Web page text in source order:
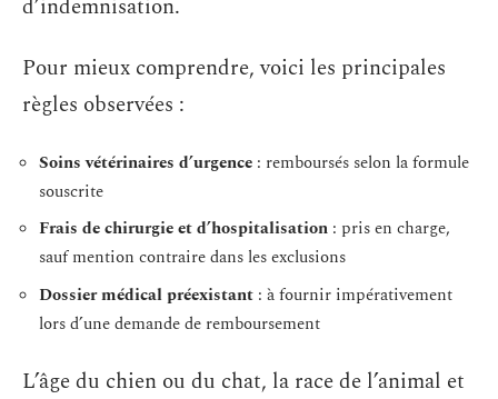
d’indemnisation.
Pour mieux comprendre, voici les principales
règles observées :
Soins vétérinaires d’urgence : remboursés selon la formule
souscrite
Frais de chirurgie et d’hospitalisation : pris en charge,
sauf mention contraire dans les exclusions
Dossier médical préexistant : à fournir impérativement
lors d’une demande de remboursement
L’âge du chien ou du chat, la race de l’animal et